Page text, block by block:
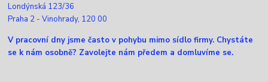
Londýnská 123/36
Praha 2 - Vinohrady, 120 00
V pracovní dny jsme často v pohybu mimo sídlo firmy. Chystáte
se k nám osobně? Zavolejte nám předem a domluvíme se.